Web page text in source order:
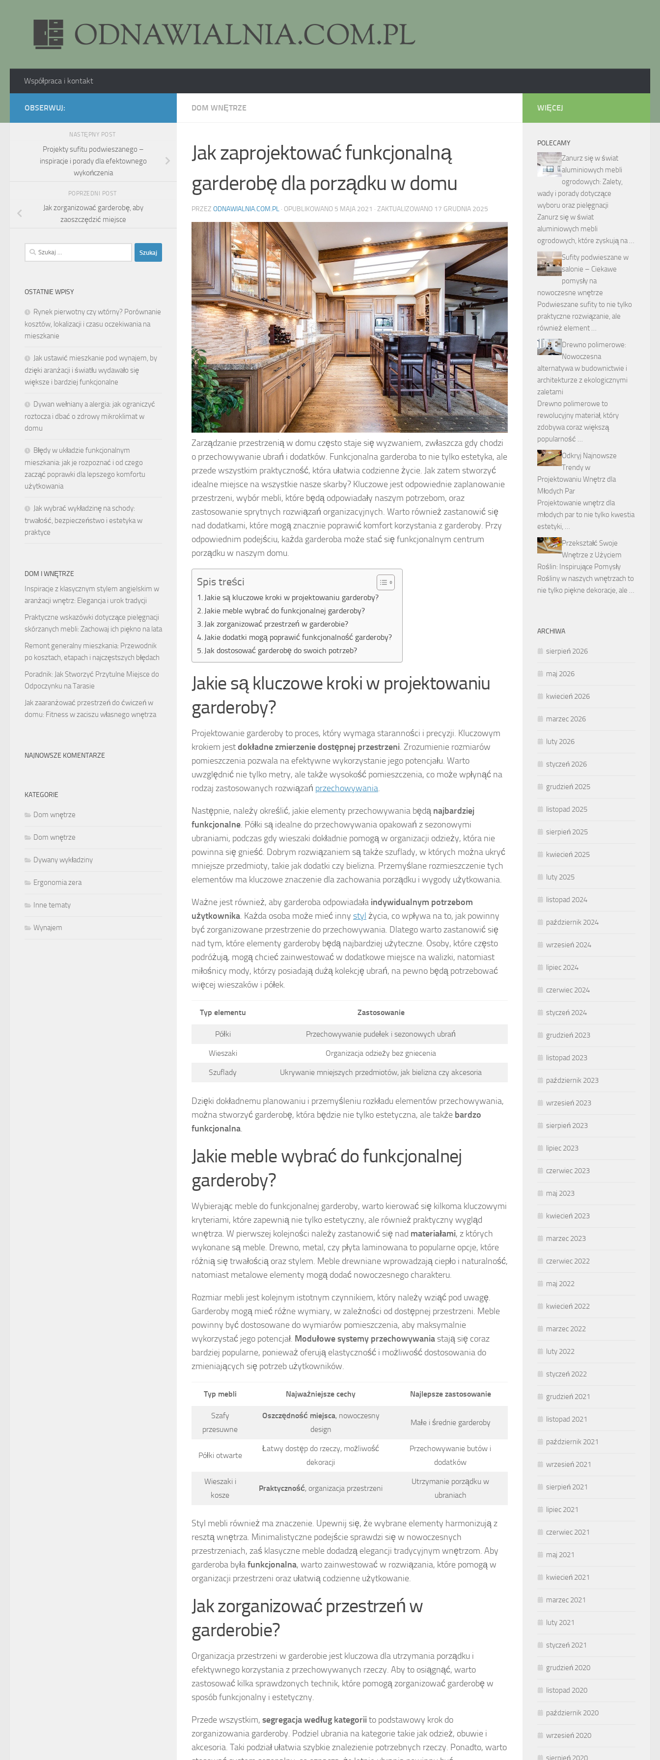
Współpraca i kontakt
DOM WNĘTRZE
Jak zaprojektować funkcjonalną
garderobę dla porządku w domu
PRZEZ ODNAWIALNIA.COM.PL · OPUBLIKOWANO 5 MAJA 2021 · ZAKTUALIZOWANO 17 GRUDNIA 2025
Zarządzanie przestrzenią w domu często staje się wyzwaniem, zwłaszcza gdy chodzi
o przechowywanie ubrań i dodatków. Funkcjonalna garderoba to nie tylko estetyka, ale
przede wszystkim praktyczność, która ułatwia codzienne życie. Jak zatem stworzyć
idealne miejsce na wszystkie nasze skarby? Kluczowe jest odpowiednie zaplanowanie
przestrzeni, wybór mebli, które będą odpowiadały naszym potrzebom, oraz
zastosowanie sprytnych rozwiązań organizacyjnych. Warto również zastanowić się
nad dodatkami, które mogą znacznie poprawić komfort korzystania z garderoby. Przy
odpowiednim podejściu, każda garderoba może stać się funkcjonalnym centrum
porządku w naszym domu.
Spis treści
Jakie są kluczowe kroki w projektowaniu garderoby?
Jakie meble wybrać do funkcjonalnej garderoby?
Jak zorganizować przestrzeń w garderobie?
Jakie dodatki mogą poprawić funkcjonalność garderoby?
Jak dostosować garderobę do swoich potrzeb?
Jakie są kluczowe kroki w projektowaniu
garderoby?
Projektowanie garderoby to proces, który wymaga staranności i precyzji. Kluczowym
krokiem jestdokładne zmierzenie dostępnej przestrzeni. Zrozumienie rozmiarów
pomieszczenia pozwala na efektywne wykorzystanie jego potencjału. Warto
uwzględnić nie tylko metry, ale także wysokość pomieszczenia, co może wpłynąć na
rodzaj zastosowanych rozwiązań przechowywania.
Następnie, należy określić, jakie elementy przechowywania będą najbardziej
funkcjonalne. Półki są idealne do przechowywania opakowań z sezonowymi
ubraniami, podczas gdy wieszaki dokładnie pomogą w organizacji odzieży, która nie
powinna się gnieść. Dobrym rozwiązaniem są także szuflady, w których można ukryć
mniejsze przedmioty, takie jak dodatki czy bielizna. Przemyślane rozmieszczenie tych
elementów ma kluczowe znaczenie dla zachowania porządku i wygody użytkowania.
Ważne jest również, aby garderoba odpowiadała indywidualnym potrzebom
użytkownika. Każda osoba może mieć inny styl życia, co wpływa na to, jak powinny
być zorganizowane przestrzenie do przechowywania. Dlatego warto zastanowić się
nad tym, które elementy garderoby będą najbardziej użyteczne. Osoby, które często
podróżują, mogą chcieć zainwestować w dodatkowe miejsce na walizki, natomiast
miłośnicy mody, którzy posiadają dużą kolekcję ubrań, na pewno będą potrzebować
więcej wieszaków i półek.
Typ elementu Zastosowanie
Półki Przechowywanie pudełek i sezonowych ubrań
Wieszaki Organizacja odzieży bez gniecenia
Szuflady Ukrywanie mniejszych przedmiotów, jak bielizna czy akcesoria
Dzięki dokładnemu planowaniu i przemyśleniu rozkładu elementów przechowywania,
można stworzyć garderobę, która będzie nie tylko estetyczna, ale także bardzo
funkcjonalna.
Jakie meble wybrać do funkcjonalnej
garderoby?
Wybierając meble do funkcjonalnej garderoby, warto kierować się kilkoma kluczowymi
kryteriami, które zapewnią nie tylko estetyczny, ale również praktyczny wygląd
wnętrza. W pierwszej kolejności należy zastanowić się nad materiałami, z których
wykonane są meble. Drewno, metal, czy płyta laminowana to popularne opcje, które
różnią się trwałością oraz stylem. Meble drewniane wprowadzają ciepło i naturalność,
natomiast metalowe elementy mogą dodać nowoczesnego charakteru.
Rozmiar mebli jest kolejnym istotnym czynnikiem, który należy wziąć pod uwagę.
Garderoby mogą mieć różne wymiary, w zależności od dostępnej przestrzeni. Meble
powinny być dostosowane do wymiarów pomieszczenia, aby maksymalnie
wykorzystać jego potencjał. Modułowe systemy przechowywania stają się coraz
bardziej popularne, ponieważ oferują elastyczność i możliwość dostosowania do
zmieniających się potrzeb użytkowników.
Typ mebli Najważniejsze cechy Najlepsze zastosowanie
Szafy
przesuwne
Oszczędność miejsca, nowoczesny
design
Małe i średnie garderoby
Półki otwarte
Łatwy dostęp do rzeczy, możliwość
dekoracji
Przechowywanie butów i
dodatków
Wieszaki i
kosze
Praktyczność, organizacja przestrzeni
Utrzymanie porządku w
ubraniach
Styl mebli również ma znaczenie. Upewnij się, że wybrane elementy harmonizują z
resztą wnętrza. Minimalistyczne podejście sprawdzi się w nowoczesnych
przestrzeniach, zaś klasyczne meble dodadzą elegancji tradycyjnym wnętrzom. Aby
garderoba byłafunkcjonalna, warto zainwestować w rozwiązania, które pomogą w
organizacji przestrzeni oraz ułatwią codzienne użytkowanie.
Jak zorganizować przestrzeń w
garderobie?
Organizacja przestrzeni w garderobie jest kluczowa dla utrzymania porządku i
efektywnego korzystania z przechowywanych rzeczy. Aby to osiągnąć, warto
zastosować kilka sprawdzonych technik, które pomogą zorganizować garderobę w
sposób funkcjonalny i estetyczny.
Przede wszystkim, segregacja według kategorii to podstawowy krok do
zorganizowania garderoby. Podziel ubrania na kategorie takie jak odzież, obuwie i
akcesoria. Taki podział ułatwia szybkie znalezienie potrzebnych rzeczy. Ponadto, warto
OBSERWUJ:
NASTĘPNY POST
Projekty sufitu podwieszanego –
inspiracje i porady dla efektownego
wykończenia
POPRZEDNI POST
Jak zorganizować garderobę, aby
zaoszczędzić miejsce
Szukaj:
OSTATNIE WPISY
Rynek pierwotny czy wtórny? Porównanie
kosztów, lokalizacji i czasu oczekiwania na
mieszkanie
Jak ustawić mieszkanie pod wynajem, by
dzięki aranżacji i światłu wydawało się
większe i bardziej funkcjonalne
Dywan wełniany a alergia: jak ograniczyć
roztocza i dbać o zdrowy mikroklimat w
domu
Błędy w układzie funkcjonalnym
mieszkania: jak je rozpoznać i od czego
zacząć poprawki dla lepszego komfortu
użytkowania
Jak wybrać wykładzinę na schody:
trwałość, bezpieczeństwo i estetyka w
praktyce
DOM I WNĘTRZE
Inspiracje z klasycznym stylem angielskim w
aranżacji wnętrz: Elegancja i urok tradycji
Praktyczne wskazówki dotyczące pielęgnacji
skórzanych mebli: Zachowaj ich piękno na lata
Remont generalny mieszkania: Przewodnik
po kosztach, etapach i najczęstszych błędach
Poradnik: Jak Stworzyć Przytulne Miejsce do
Odpoczynku na Tarasie
Jak zaaranżować przestrzeń do ćwiczeń w
domu: Fitness w zaciszu własnego wnętrza
NAJNOWSZE KOMENTARZE
KATEGORIE
Dom wnętrze
Dom wnętrze
Dywany wykładziny
Ergonomia zera
Inne tematy
Wynajem
WIĘCEJ
POLECAMY
Zanurz się w świat
aluminiowych mebli
ogrodowych: Zalety,
wady i porady dotyczące
wyboru oraz pielęgnacji
Zanurz się w świat
aluminiowych mebli
ogrodowych, które zyskują na …
Sufity podwieszane w
salonie – Ciekawe
pomysły na
nowoczesne wnętrze
Podwieszane sufity to nie tylko
praktyczne rozwiązanie, ale
również element …
Drewno polimerowe:
Nowoczesna
alternatywa w budownictwie i
architekturze z ekologicznymi
zaletami
Drewno polimerowe to
rewolucyjny materiał, który
zdobywa coraz większą
popularność …
Odkryj Najnowsze
Trendy w
Projektowaniu Wnętrz dla
Młodych Par
Projektowanie wnętrz dla
młodych par to nie tylko kwestia
estetyki, …
Przekształć Swoje
Wnętrze z Użyciem
Roślin: Inspirujące Pomysły
Rośliny w naszych wnętrzach to
nie tylko piękne dekoracje, ale …
ARCHIWA
sierpień 2026
maj 2026
kwiecień 2026
marzec 2026
luty 2026
styczeń 2026
grudzień 2025
listopad 2025
sierpień 2025
kwiecień 2025
luty 2025
listopad 2024
październik 2024
wrzesień 2024
lipiec 2024
czerwiec 2024
styczeń 2024
grudzień 2023
listopad 2023
październik 2023
wrzesień 2023
sierpień 2023
lipiec 2023
czerwiec 2023
maj 2023
kwiecień 2023
marzec 2023
czerwiec 2022
maj 2022
kwiecień 2022
marzec 2022
luty 2022
styczeń 2022
grudzień 2021
listopad 2021
październik 2021
wrzesień 2021
sierpień 2021
lipiec 2021
czerwiec 2021
maj 2021
kwiecień 2021
marzec 2021
luty 2021
styczeń 2021
grudzień 2020
listopad 2020
październik 2020
wrzesień 2020
sierpień 2020